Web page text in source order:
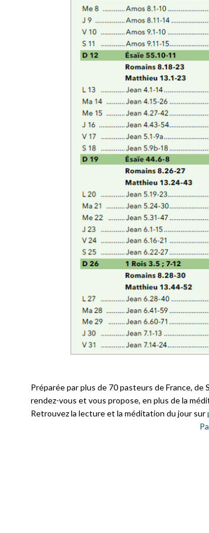
Préparée par plus de 70 pasteurs de France,
rendez-vous et vous propose, en plus de la
Retrouvez la lecture et la méditation du jour sur